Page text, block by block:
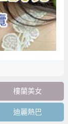
樓蘭美女
迪麗熱巴